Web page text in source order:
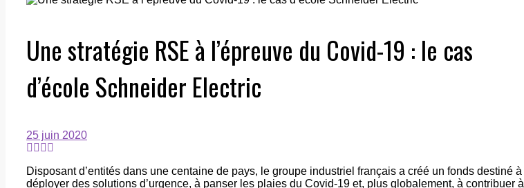
Une stratégie RSE à l’épreuve du Covid-19 : le cas
d’école Schneider Electric
25 juin 2020
Disposant d’entités dans une centaine de pays, le groupe industriel français a créé un fonds destiné à
déployer des solutions d’urgence, à panser les plaies du Covid-19 et, plus globalement, à contribuer à